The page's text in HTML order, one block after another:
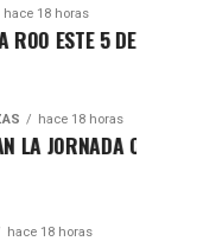
hace 18 horas
5 DE AGOSTO
hace 18 horas
CON LIGERO
hace 18 horas